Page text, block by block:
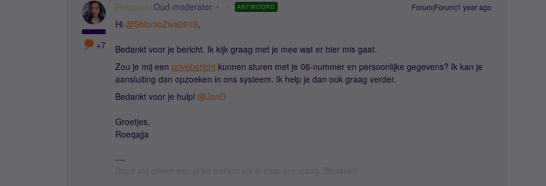
+7
Roeqajja Oud-moderator ANTWOORD Forum|Forum|1 year ago
Hi ​ @ShlomoZiva2018,
Bedankt voor je bericht. Ik kijk graag met je mee wat er hier mis gaat.
Zou je mij een privébericht kunnen sturen met je 06-nummer en persoonlijke gegevens? Ik kan je
aansluiting dan opzoeken in ons systeem. Ik help je dan ook graag verder.
Bedankt voor je hulp! ​ @JanD
Groetjes,
Roeqajja